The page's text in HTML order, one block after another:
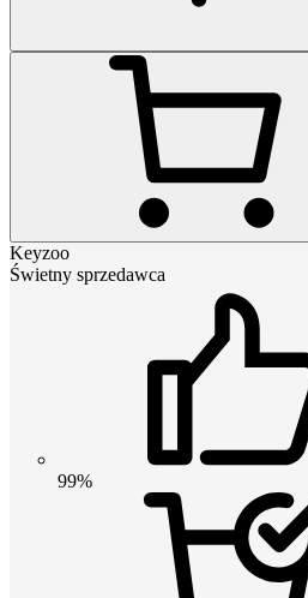
Keyzoo
Świetny sprzedawca
99%